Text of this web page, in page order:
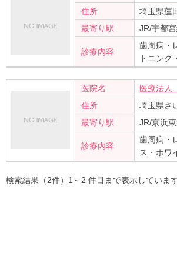
住所
埼玉県蓮
最寄り駅
JR/宇都
診療内容
歯周病・
トニング
医院名
医療法
住所
埼玉県さ
最寄り駅
JR/京浜
診療内容
歯周病・
ス・ホワ
検索結果（2件）1～2 件目まで表示しています